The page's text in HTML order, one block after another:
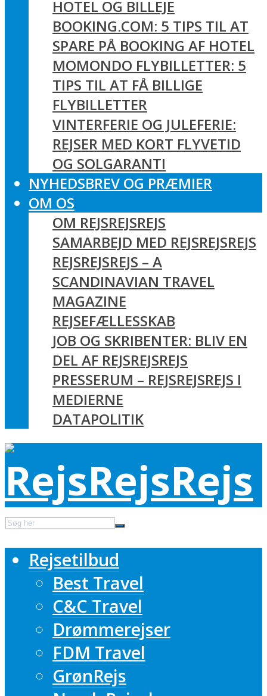
HOTEL OG BILLEJE
BOOKING.COM: 5 TIPS TIL AT
SPARE PÅ BOOKING AF HOTEL
MOMONDO FLYBILLETTER: 5
TIPS TIL AT FÅ BILLIGE
FLYBILLETTER
VINTERFERIE OG JULEFERIE:
REJSER MED KORT FLYVETID
OG SOLGARANTI
NYHEDSBREV OG PRÆMIER
OM OS
OM REJSREJSREJS
SAMARBEJD MED REJSREJSREJS
REJSREJSREJS – A
SCANDINAVIAN TRAVEL
MAGAZINE
REJSEFÆLLESSKAB
JOB OG SKRIBENTER: BLIV EN
DEL AF REJSREJSREJS
PRESSERUM – REJSREJSREJS I
MEDIERNE
DATAPOLITIK
Rejsetilbud
Best Travel
C&C Travel
Drømmerejser
FDM Travel
GrønRejs